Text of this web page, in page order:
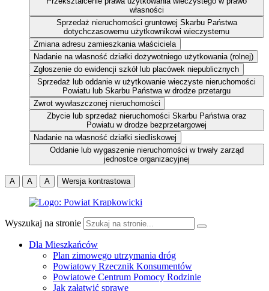
własności
Sprzedaż nieruchomości gruntowej Skarbu Państwa
dotychczasowemu użytkownikowi wieczystemu
Zmiana adresu zamieszkania właściciela
Nadanie na własność działki dożywotniego użytkowania (rolnej)
Zgłoszenie do ewidencji szkół lub placówek niepublicznych
Sprzedaż lub oddanie w użytkowanie wieczyste nieruchomości
Powiatu lub Skarbu Państwa w drodze przetargu
Zwrot wywłaszczonej nieruchomości
Zbycie lub sprzedaż nieruchomości Skarbu Państwa oraz
Powiatu w drodze bezprzetargowej
Nadanie na własność działki siedliskowej
Oddanie lub wygaszenie nieruchomości w trwały zarząd
jednostce organizacyjnej
A A A Wersja kontrastowa
Wyszukaj na stronie
Dla Mieszkańców
Plan zimowego utrzymania dróg
Powiatowy Rzecznik Konsumentów
Powiatowe Centrum Pomocy Rodzinie
Jak załatwić sprawę